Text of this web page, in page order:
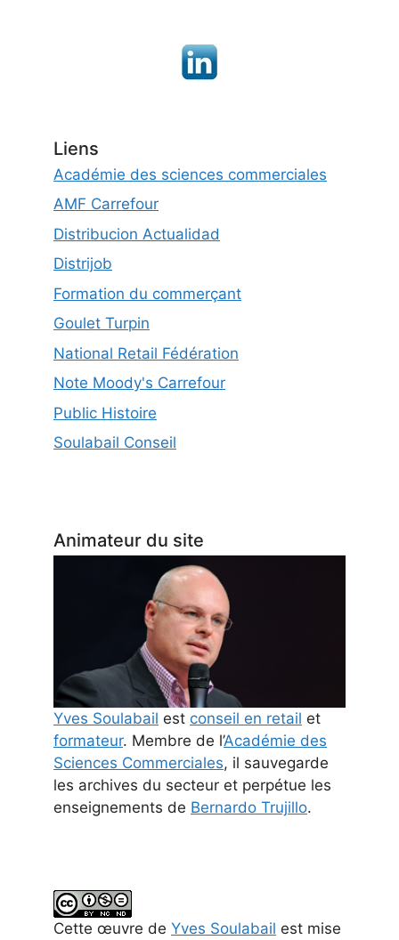
Liens
Académie des sciences commerciales
AMF Carrefour
Distribucion Actualidad
Distrijob
Formation du commerçant
Goulet Turpin
National Retail Fédération
Note Moody's Carrefour
Public Histoire
Soulabail Conseil
Animateur du site
Yves Soulabail est conseil en retail et
formateur. Membre de l’Académie des
Sciences Commerciales, il sauvegarde
les archives du secteur et perpétue les
enseignements de Bernardo Trujillo.
Cette œuvre de Yves Soulabail est mise